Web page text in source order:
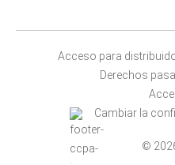
Acceso para
Derechos
Cambiar la
©